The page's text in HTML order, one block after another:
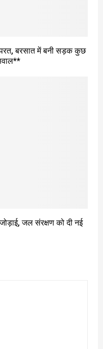
बरसात में बनी सड़क कुछ
जल संरक्षण को दी नई